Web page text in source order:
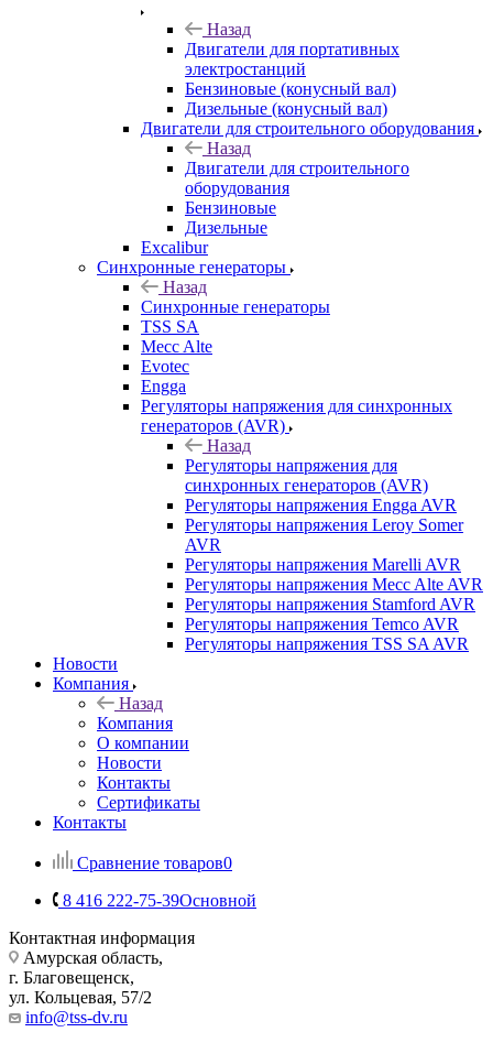
Назад
Двигатели для портативных
электростанций
Бензиновые (конусный вал)
Дизельные (конусный вал)
Двигатели для строительного оборудования
Назад
Двигатели для строительного
оборудования
Бензиновые
Дизельные
Excalibur
Синхронные генераторы
Назад
Синхронные генераторы
TSS SA
Mecc Alte
Evotec
Engga
Регуляторы напряжения для синхронных
генераторов (AVR)
Назад
Регуляторы напряжения для
синхронных генераторов (AVR)
Регуляторы напряжения Engga AVR
Регуляторы напряжения Leroy Somer
AVR
Регуляторы напряжения Marelli AVR
Регуляторы напряжения Mecc Alte AVR
Регуляторы напряжения Stamford AVR
Регуляторы напряжения Temco AVR
Регуляторы напряжения TSS SA AVR
Новости
Компания
Назад
Компания
О компании
Новости
Контакты
Сертификаты
Контакты
Сравнение товаров0
8 416 222-75-39Основной
Контактная информация
Амурская область,
г. Благовещенск,
ул. Кольцевая, 57/2
info@tss-dv.ru